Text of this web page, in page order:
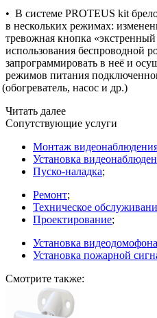
• В системе PROTEUS kit
в нескольких режимах:
тревожная кнопка «экстренный
использования беспроводной
запрограммировать в неё и
режимов питания
(обогреватель, насос и др.)
Читать далее
Сопутствующие услуги
Монтаж
Установка
Пуско-наладка;
Ремонт;
Техническое
Проектирование;
Установка видеодомофона
Установка пожарной
Смотрите также: